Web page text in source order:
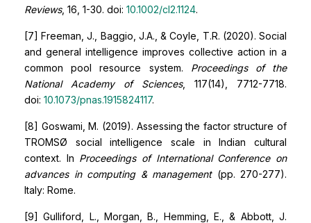
Reviews, 16, 1-30. doi: 10.1002/cl2.1124.
[7] Freeman, J., Baggio, J.A., & Coyle, T.R. (2020). Social
and general intelligence improves collective action in a
common pool resource system. Proceedings of the
National Academy of Sciences, 117(14), 7712-7718.
doi: 10.1073/pnas.1915824117.
[8] Goswami, M. (2019). Assessing the factor structure of
TROMSØ social intelligence scale in Indian cultural
context. In Proceedings of International Conference on
advances in computing & management(pp. 270-277).
Italy: Rome.
[9] Gulliford, L., Morgan, B., Hemming, E., & Abbott, J.